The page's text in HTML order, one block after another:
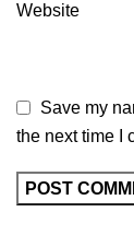
Website
Save my
the next time I